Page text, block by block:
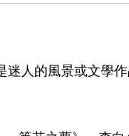
人的風景或文學